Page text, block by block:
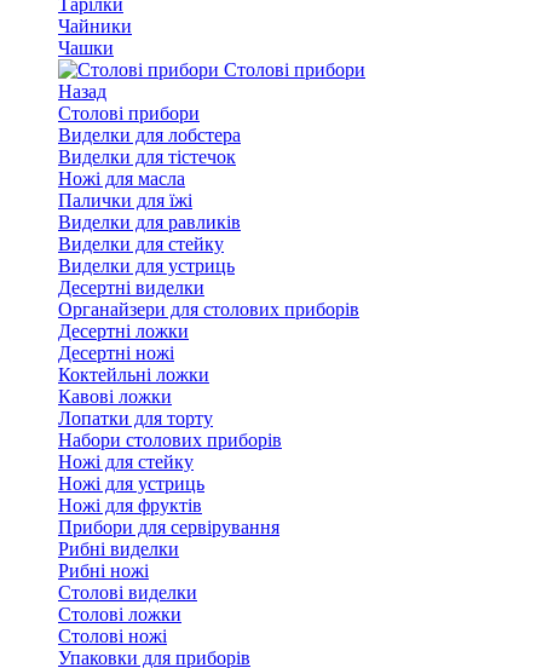
Чайники
Чашки
Столові прибори
Назад
Столові прибори
Виделки для лобстера
Виделки для тістечок
Ножі для масла
Палички для їжі
Виделки для равликів
Виделки для стейку
Виделки для устриць
Десертні виделки
Органайзери для столових приборів
Десертні ложки
Десертні ножі
Коктейльні ложки
Кавові ложки
Лопатки для торту
Набори столових приборів
Ножі для стейку
Ножі для устриць
Ножі для фруктів
Прибори для сервірування
Рибні виделки
Рибні ножі
Столові виделки
Столові ложки
Столові ножі
Упаковки для приборів